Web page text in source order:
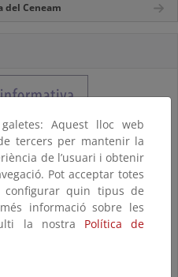
del Ceneam
Aquest lloc web
tercers per mantenir la
de l’usuari i obtenir
Pot acceptar totes
quin tipus de
informació sobre les
la nostra Política de